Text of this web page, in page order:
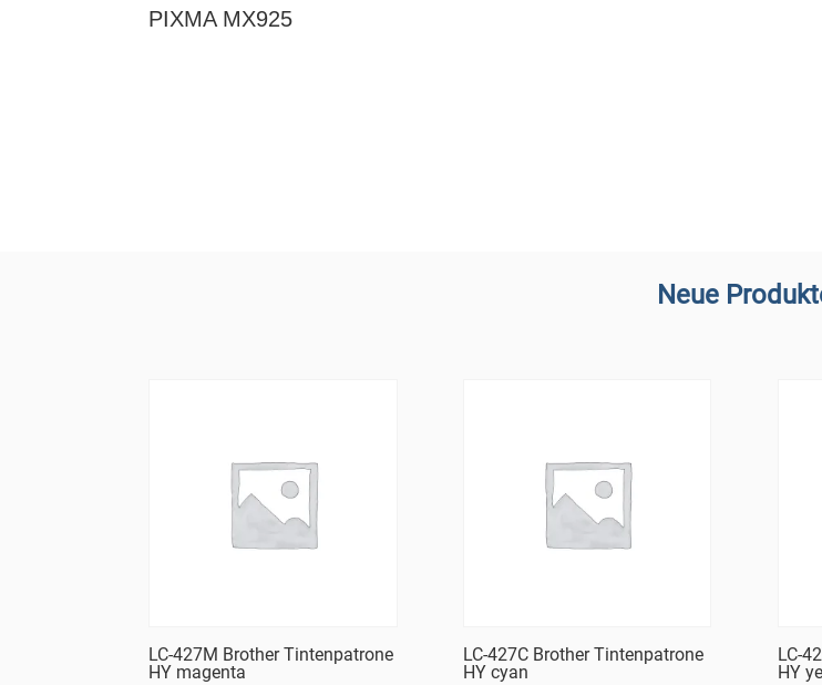
PIXMA MX925
Neue
LC-427M Brother Tintenpatrone
HY magenta
LC-427C Brother Tintenpatrone
HY cyan
LC-
HY